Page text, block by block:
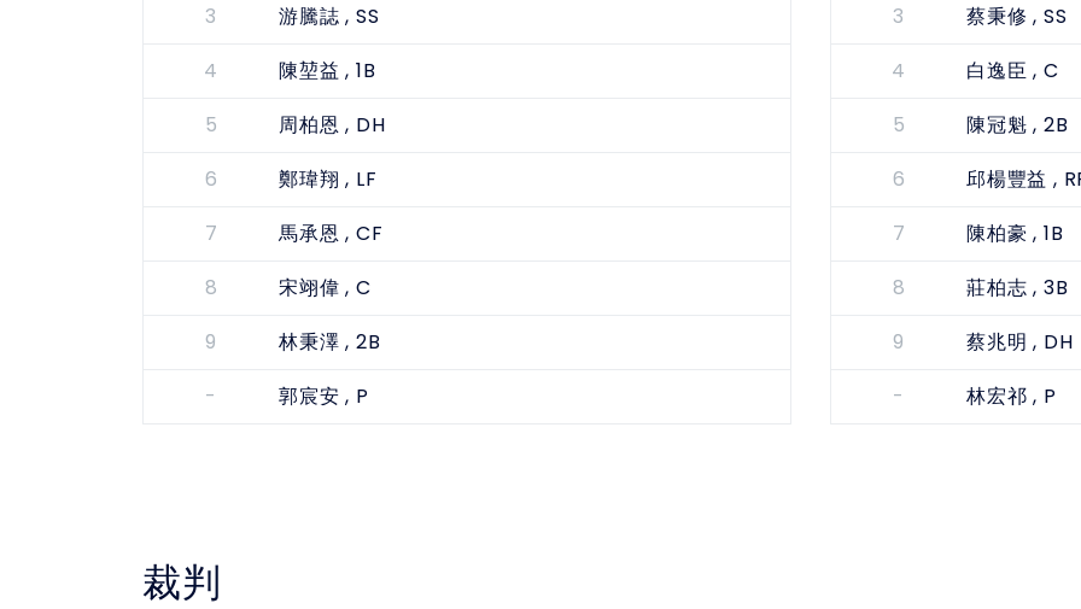
3
游騰誌 , SS
4
陳堃益 , 1B
5
周柏恩 , DH
6
鄭瑋翔 , LF
7
馬承恩 , CF
8
宋翊偉 , C
9
林秉澤 , 2B
-
郭宸安 , P
3
蔡秉修 , SS
4
白逸臣 , C
5
陳冠魁 , 2B
6
邱楊豐益 ,
7
陳柏豪 , 1B
8
莊柏志 , 3B
9
蔡兆明 , DH
-
林宏祁 , P
裁判